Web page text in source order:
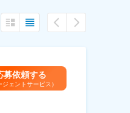
募依頼する
ジェントサービス）